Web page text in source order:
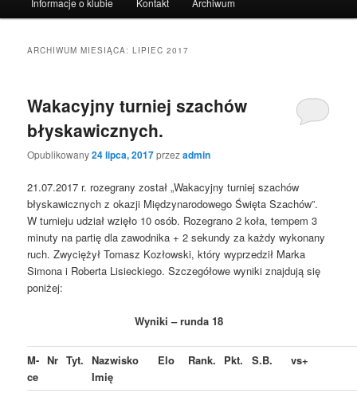
ARCHIWUM MIESIĄCA:LIPIEC 2017
Wakacyjny turniej szachów
błyskawicznych.
Opublikowany24 lipca, 2017przezadmin
21.07.2017 r. rozegrany został „Wakacyjny turniej szachów
błyskawicznych z okazji Międzynarodowego Święta Szachów”.
W turnieju udział wzięło 10 osób. Rozegrano 2 koła, tempem 3
minuty na partię dla zawodnika + 2 sekundy za każdy wykonany
ruch. Zwyciężył Tomasz Kozłowski, który wyprzedził Marka
Simona i Roberta Lisieckiego. Szczegółowe wyniki znajdują się
poniżej:
Wyniki – runda 18
M-
ce
Nr Tyt. Nazwisko
Imię
Elo Rank. Pkt. S.B. vs+